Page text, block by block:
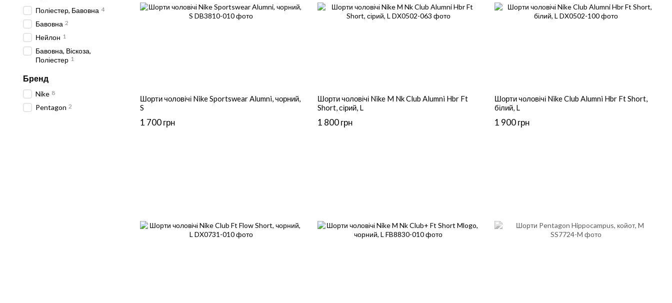
Шорти чоловічі Nike Sportswear Alumni, чорний,
S
1 700 грн
Шорти чоловічі Nike M Nk Club Alumni Hbr Ft
Short, сірий, L
1 800 грн
Шорти чоловічі Nike Club Alumni Hbr Ft Short,
білий, L
1 900 грн
Поліестер, Бавовна 4
Бавовна 2
Нейлон 1
Бавовна, Віскоза,
Поліестер 1
Бренд
Nike 8
Pentagon 2